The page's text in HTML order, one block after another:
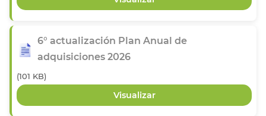
6° actualización Plan Anual de
adquisiciones 2026
(101 KB)